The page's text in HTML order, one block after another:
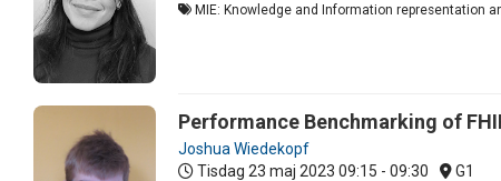
MIE: Knowledge and Information representation
Performance Benchmarking of
Joshua Wiedekopf
Tisdag 23 maj 2023 09:15 - 09:30 G1